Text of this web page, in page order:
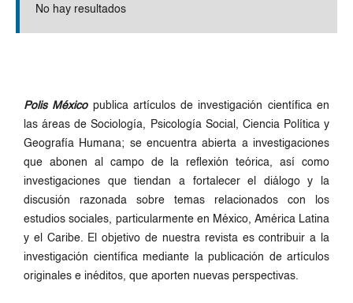
No hay resultados
Polis Méxicopublica artículos de investigación científica en
las áreas de Sociología, Psicología Social, Ciencia Política y
Geografía Humana; se encuentra abierta a investigaciones
que abonen al campo de la reflexión teórica, así como
investigaciones que tiendan a fortalecer el diálogo y la
discusión razonada sobre temas relacionados con los
estudios sociales, particularmente en México, América Latina
y el Caribe. El objetivo de nuestra revista es contribuir a la
investigación científica mediante la publicación de artículos
originales e inéditos, que aporten nuevas perspectivas.